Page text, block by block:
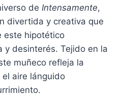
de Intensamente,
divertida y creativa que
este hipotético
y desinterés. Tejido en la
muñeco refleja la
aire lánguido